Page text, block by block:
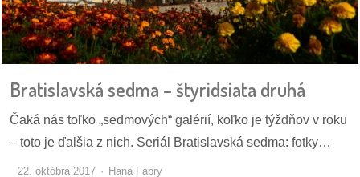
Bratislavská sedma – štyridsiata druhá
Čaká nás toľko „sedmových“ galérií, koľko je týždňov v roku
– toto je ďalšia z nich. Seriál Bratislavská sedma: fotky…
22. októbra 2017 Hana Fábry